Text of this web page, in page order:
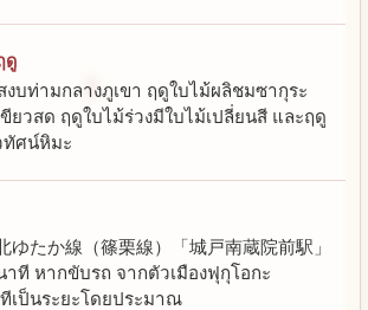
ดู
งบท่ามกลางภูเขา ฤดูใบไม้ผลิชมซากุระ
ยวสด ฤดูใบไม้ร่วงมีใบไม้เปลี่ยนสี และฤดู
ทัศน์หิมะ
たか線（篠栗線）「城戸南蔵院前駅」
ที หากขับรถ จากตัวเมืองฟุกุโอกะ
ป็นระยะโดยประมาณ